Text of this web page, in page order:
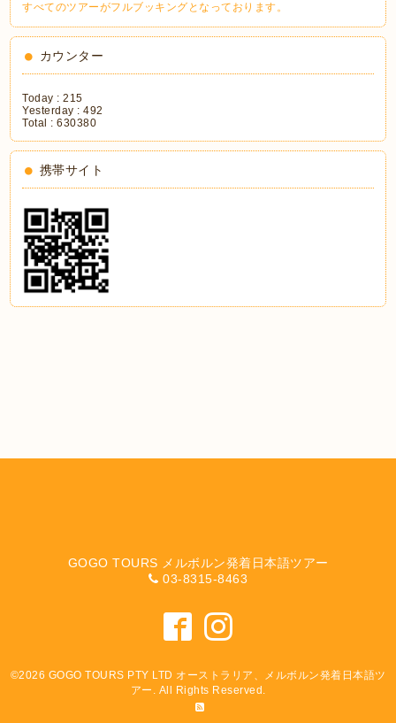
すべてのツアーがフルブッキングとなっております。
カウンター
Today :215
Yesterday :492
Total :630380
携帯サイト
GOGO TOURS メルボルン発着日本語ツアー
03-8315-8463
©2026 GOGO TOURS PTY LTD オーストラリア、メルボルン発着日本語ツ
アー . All Rights Reserved.